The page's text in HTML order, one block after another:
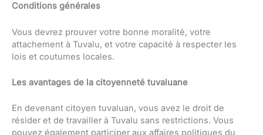
Conditions générales
Vous devrez prouver votre bonne moralité, votre
attachement à Tuvalu, et votre capacité à respecter les
lois et coutumes locales.
Les avantages de la citoyenneté tuvaluane
En devenant citoyen tuvaluan, vous avez le droit de
résider et de travailler à Tuvalu sans restrictions. Vous
pouvez également participer aux affaires politiques du